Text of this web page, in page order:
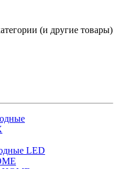
(и другие товары)
LED